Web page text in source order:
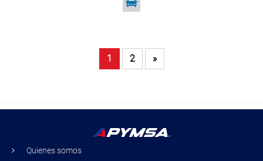
1 2 »
Quienes somos